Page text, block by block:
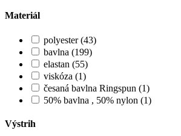
Materiál
polyester (43)
bavlna (199)
elastan (55)
viskóza (1)
česaná bavlna Ringspun (1)
50% bavlna , 50% nylon (1)
Výstrih